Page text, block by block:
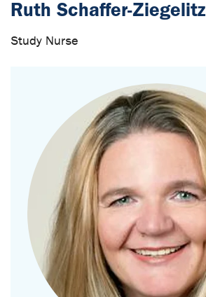
Ruth Schaffer-Ziegelitz
Study Nurse